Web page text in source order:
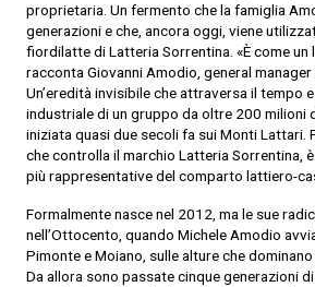
proprietaria. Un fermento che la famiglia
generazioni e che, ancora oggi, viene
fiordilatte di Latteria Sorrentina. «È come un
racconta Giovanni Amodio, general manager
Un’eredità invisibile che attraversa il tempo
industriale di un gruppo da oltre 200 milioni
iniziata quasi due secoli fa sui Monti Lattari.
che controlla il marchio Latteria Sorrentina,
più rappresentative del comparto lattiero-
Formalmente nasce nel 2012, ma le sue
nell’Ottocento, quando Michele Amodio
Pimonte e Moiano, sulle alture che
Da allora sono passate cinque generazioni